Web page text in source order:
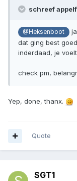
schreef
@Heksenboot
ja
dat ging best
inderdaad, je
check pm,
Yep, done, thanx.
Quote
SGT1